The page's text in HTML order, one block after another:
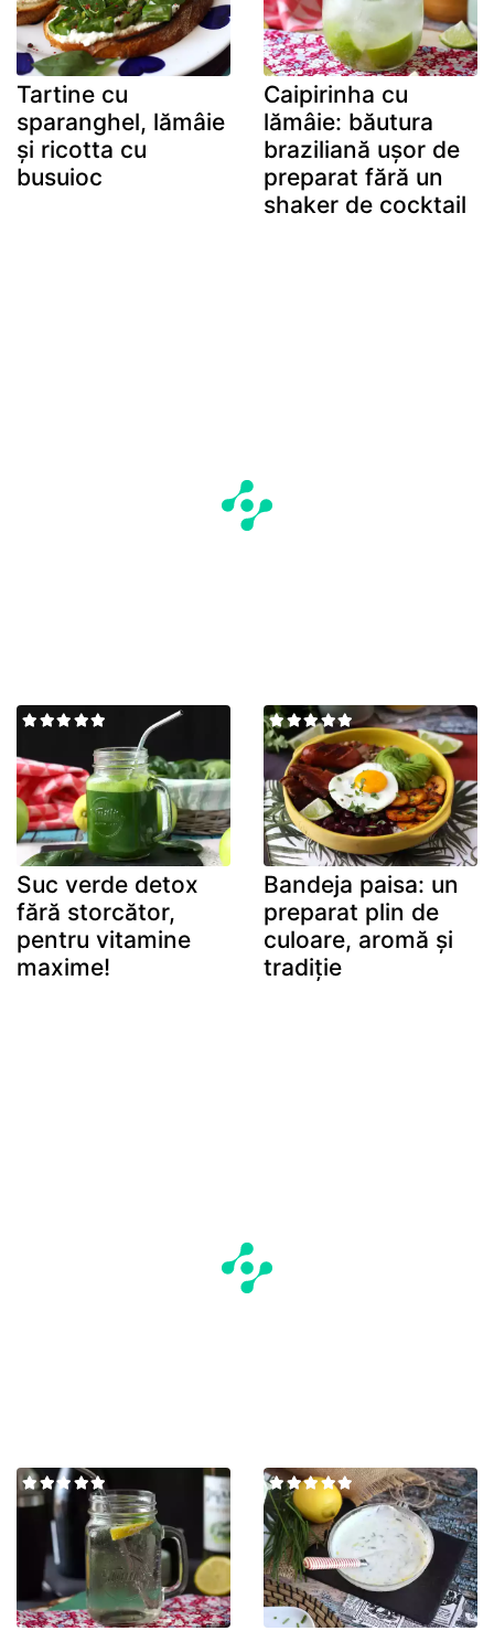
Tartine cu
sparanghel, lămâie
și ricotta cu
busuioc
Caipirinha cu
lămâie: băutura
braziliană ușor de
preparat fără un
shaker de cocktail
Suc verde detox
fără storcător,
pentru vitamine
maxime!
Bandeja paisa: un
preparat plin de
culoare, aromă și
tradiție